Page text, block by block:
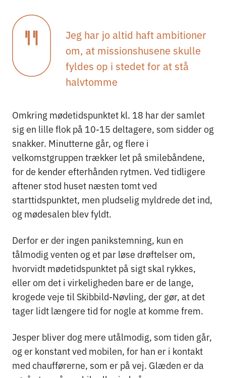
Jeg har jo altid haft ambitioner
om, at missionshusene skulle
fyldes op i stedet for at stå
halvtomme
Omkring mødetidspunktet kl. 18 har der samlet
sig en lille flok på 10-15 deltagere, som sidder og
snakker. Minutterne går, og flere i
velkomstgruppen trækker let på smilebåndene,
for de kender efterhånden rytmen. Ved tidligere
aftener stod huset næsten tomt ved
starttidspunktet, men pludselig myldrede det ind,
og mødesalen blev fyldt.
Derfor er der ingen panikstemning, kun en
tålmodig venten og et par løse drøftelser om,
hvorvidt mødetidspunktet på sigt skal rykkes,
eller om det i virkeligheden bare er de lange,
krogede veje til Skibbild-Nøvling, der gør, at det
tager lidt længere tid for nogle at komme frem.
Jesper bliver dog mere utålmodig, som tiden går,
og er konstant ved mobilen, for han er i kontakt
med chaufførerne, som er på vej. Glæden er da